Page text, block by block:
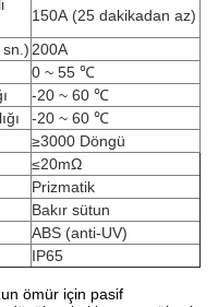
150A (25 dakikadan az)
sn.) 200A
0 ~ 55 ℃
-20 ~ 60 ℃
-20 ~ 60 ℃
≥3000 Döngü
≤20mΩ
Prizmatik
Bakır sütun
ABS (anti-UV)
IP65
ömür için pasif